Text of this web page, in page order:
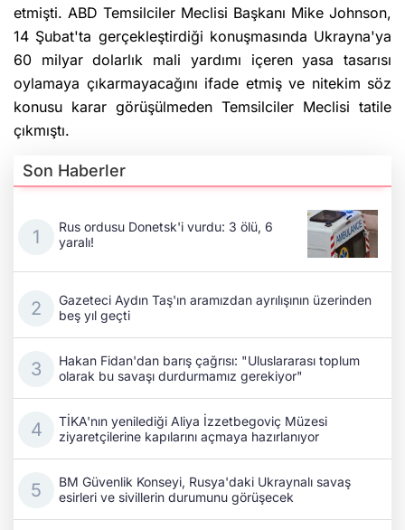
etmişti. ABD Temsilciler Meclisi Başkanı Mike Johnson,
14 Şubat'ta gerçekleştirdiği konuşmasında Ukrayna'ya
60 milyar dolarlık mali yardımı içeren yasa tasarısı
oylamaya çıkarmayacağını ifade etmiş ve nitekim söz
konusu karar görüşülmeden Temsilciler Meclisi tatile
çıkmıştı.
Son Haberler
Rus ordusu Donetsk'i vurdu: 3 ölü, 6
yaralı!
Gazeteci Aydın Taş'ın aramızdan ayrılışının üzerinden
beş yıl geçti
Hakan Fidan'dan barış çağrısı: "Uluslararası toplum
olarak bu savaşı durdurmamız gerekiyor"
TİKA'nın yenilediği Aliya İzzetbegoviç Müzesi
ziyaretçilerine kapılarını açmaya hazırlanıyor
BM Güvenlik Konseyi, Rusya'daki Ukraynalı savaş
esirleri ve sivillerin durumunu görüşecek